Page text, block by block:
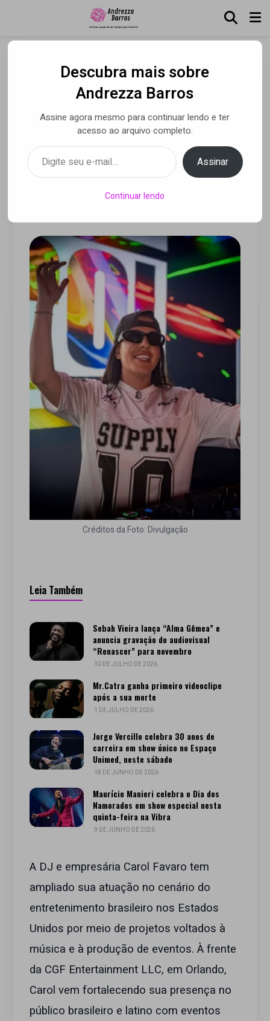
DJ Carol Favaro amplia
atuação com projetos
voltados ao
entretenimento brasileiro
em Orlando
Créditos da Foto: Divulgação
Leia Também
Sebah Vieira lança “Alma Gêmea” e
anuncia gravação do audiovisual
“Renascer” para novembro
30 DE JULHO DE 2026
Mr.Catra ganha primeiro videoclipe
após a sua morte
1 DE JULHO DE 2026
Jorge Vercillo celebra 30 anos de
carreira em show único no Espaço
Unimed, neste sábado
18 DE JUNHO DE 2026
Maurício Manieri celebra o Dia dos
Namorados em show especial nesta
quinta-feira na Vibra
9 DE JUNHO DE 2026
A DJ e empresária Carol Favaro tem
ampliado sua atuação no cenário do
entretenimento brasileiro nos Estados
Unidos por meio de projetos voltados à
música e à produção de eventos. À frente
da CGF Entertainment LLC, em Orlando,
Carol vem fortalecendo sua presença no
público brasileiro e latino com eventos
Descubra mais sobre
Andrezza Barros
Assine agora mesmo para continuar lendo e ter
acesso ao arquivo completo.
Digite seu e-mail…
Assinar
Continuar lendo